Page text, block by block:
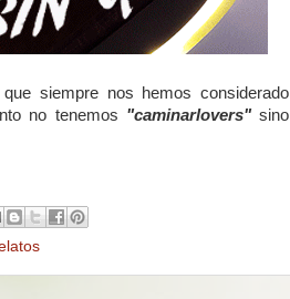
siempre nos hemos considerado
no tenemos "caminarlovers"sino